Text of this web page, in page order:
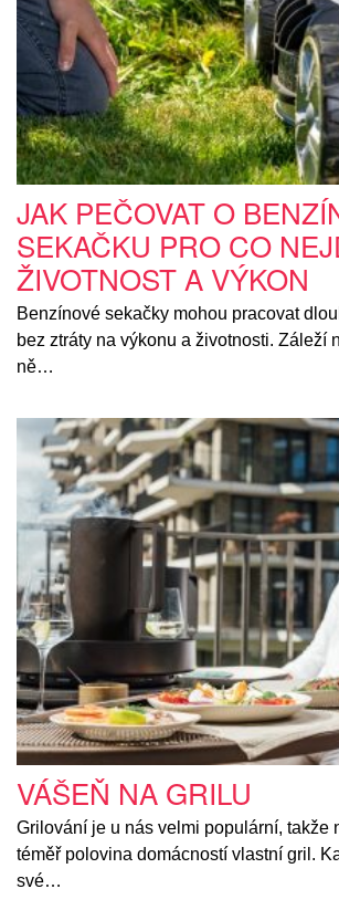
JAK PEČOVAT O
SEKAČKU PRO CO
ŽIVOTNOST A VÝKON
Benzínové sekačky mohou pracovat
bez ztráty na výkonu a životnosti. Záleží
ně…
VÁŠEŇ NA GRILU
Grilování je u nás velmi populární, takže
téměř polovina domácností vlastní gril.
své…